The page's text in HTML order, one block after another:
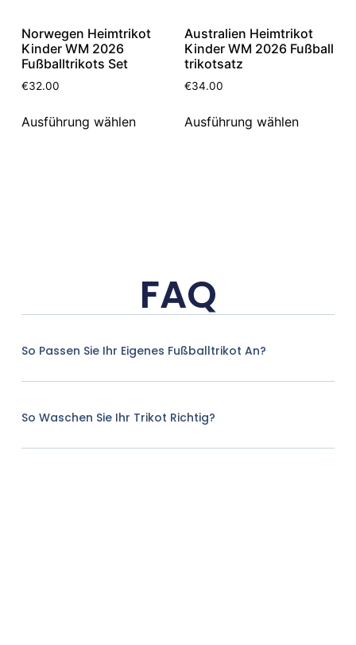
Norwegen Heimtrikot
Kinder WM 2026
Fußballtrikots Set
€32.00
Ausführung wählen
Australien Heimtrikot
Kinder WM 2026 Fußball
trikotsatz
€34.00
Ausführung wählen
FAQ
So Passen Sie Ihr Eigenes Fußballtrikot An?
So Waschen Sie Ihr Trikot Richtig?